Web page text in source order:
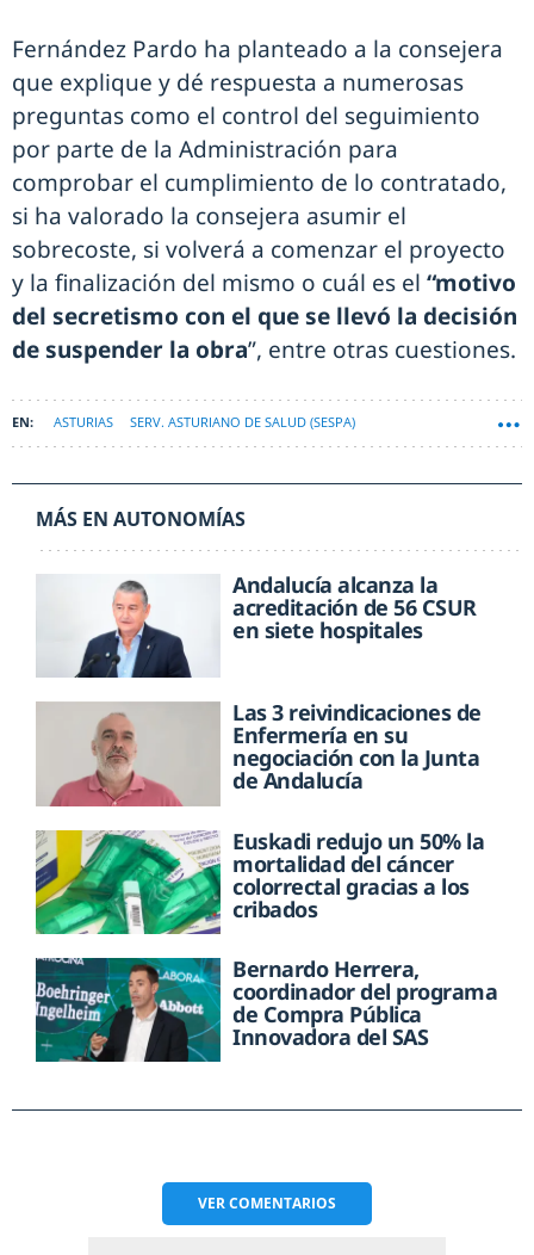
Fernández Pardo ha planteado a la consejera
que explique y dé respuesta a numerosas
preguntas como el control del seguimiento
por parte de la Administración para
comprobar el cumplimiento de lo contratado,
si ha valorado la consejera asumir el
sobrecoste, si volverá a comenzar el proyecto
y la finalización del mismo o cuál es el “motivo
del secretismo con el que se llevó la decisión
de suspender la obra”, entre otras cuestiones.
ASTURIAS SERV. ASTURIANO DE SALUD (SESPA)
MÁS EN AUTONOMÍAS
Andalucía alcanza la
acreditación de 56 CSUR
en siete hospitales
Las 3 reivindicaciones de
Enfermería en su
negociación con la Junta
de Andalucía
Euskadi redujo un 50% la
mortalidad del cáncer
colorrectal gracias a los
cribados
Bernardo Herrera,
coordinador del programa
de Compra Pública
Innovadora del SAS
VERCOMENTARIOS